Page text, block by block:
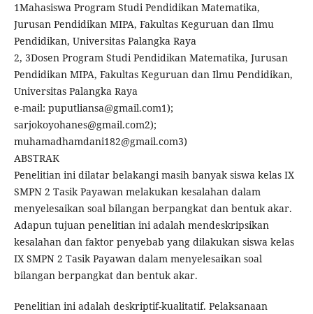
1Mahasiswa Program Studi Pendidikan Matematika,
Jurusan Pendidikan MIPA, Fakultas Keguruan dan Ilmu
Pendidikan, Universitas Palangka Raya
2, 3Dosen Program Studi Pendidikan Matematika, Jurusan
Pendidikan MIPA, Fakultas Keguruan dan Ilmu Pendidikan,
Universitas Palangka Raya
e-mail: puputliansa@gmail.com1);
sarjokoyohanes@gmail.com2);
muhamadhamdani182@gmail.com3)
ABSTRAK
Penelitian ini dilatar belakangi masih banyak siswa kelas IX
SMPN 2 Tasik Payawan melakukan kesalahan dalam
menyelesaikan soal bilangan berpangkat dan bentuk akar.
Adapun tujuan penelitian ini adalah mendeskripsikan
kesalahan dan faktor penyebab yang dilakukan siswa kelas
IX SMPN 2 Tasik Payawan dalam menyelesaikan soal
bilangan berpangkat dan bentuk akar.
Penelitian ini adalah deskriptif-kualitatif. Pelaksanaan